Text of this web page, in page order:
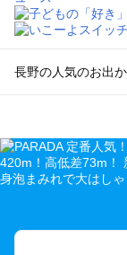
長野の人気のお出
を探す
軽井沢・万座・嬬
松本・上高地・諏
伊那・駒ヶ根・飯